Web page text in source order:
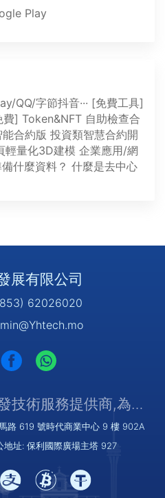
Play
QQ/字節抖音··· [免費工具]
費] Token&NFT 自助檢查合
合約版 投資類智慧合約開
輕量化3D建模 企業應用/網
什麼資料？ 什麼是去中心
展有限公司
62026020
專業網絡應用軟件開發技術服務提供商,為您提供優質/可靠的服務
路 619 號時代商業中心 9 樓 902A
地址: 保利國際廣場主塔 927